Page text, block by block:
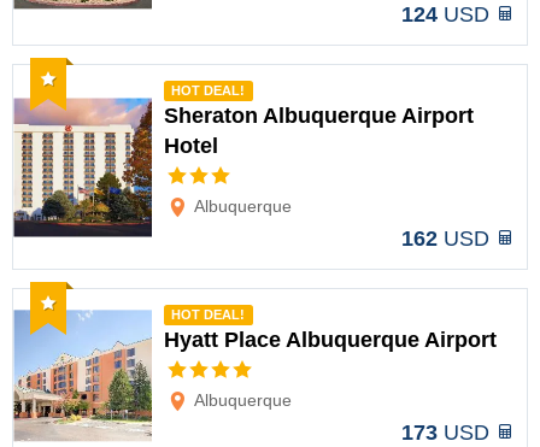
124 USD
Recomendado
HOT DEAL!
Sheraton Albuquerque Airport
Hotel
Albuquerque
162 USD
Recomendado
HOT DEAL!
Hyatt Place Albuquerque Airport
Albuquerque
173 USD